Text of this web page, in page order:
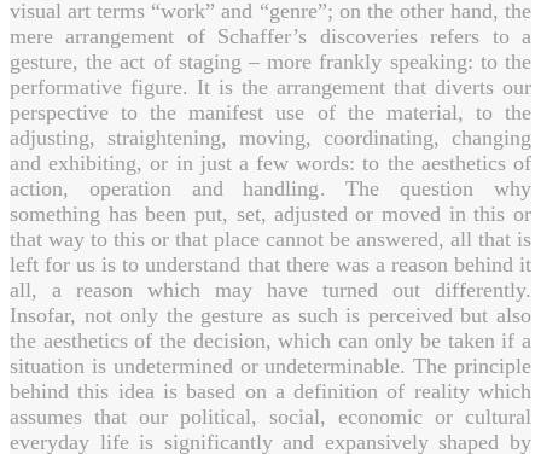
visual art terms “work” and “genre”; on the other hand, the
mere arrangement of Schaffer’s discoveries refers to a
gesture, the act of staging – more frankly speaking: to the
performative figure. It is the arrangement that diverts our
perspective to the manifest use of the material, to the
adjusting, straightening, moving, coordinating, changing
and exhibiting, or in just a few words: to the aesthetics of
action, operation and handling. The question why
something has been put, set, adjusted or moved in this or
that way to this or that place cannot be answered, all that is
left for us is to understand that there was a reason behind it
all, a reason which may have turned out differently.
Insofar, not only the gesture as such is perceived but also
the aesthetics of the decision, which can only be taken if a
situation is undetermined or undeterminable. The principle
behind this idea is based on a definition of reality which
assumes that our political, social, economic or cultural
everyday life is significantly and expansively shaped by